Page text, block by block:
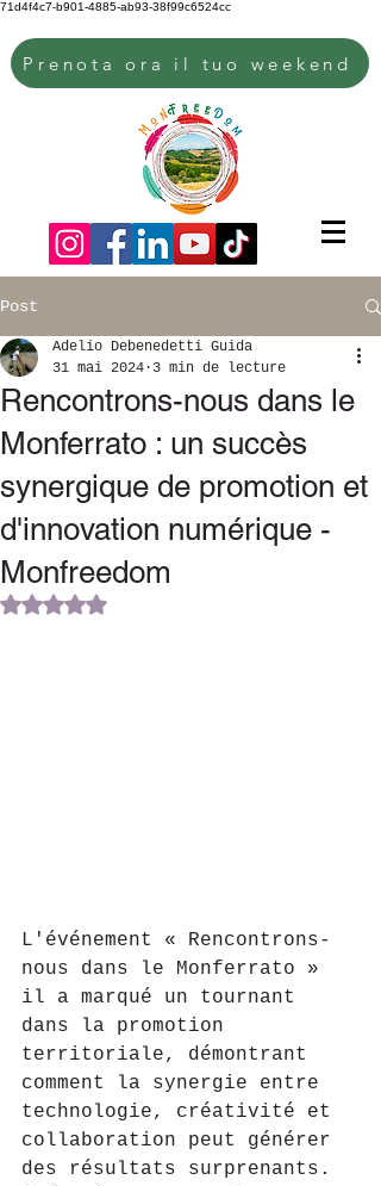
71d4f4c7-b901-4885-ab93-38f99c6524cc
Prenota ora il tuo weekend
Post
Rencontrons-nous dans le
Monferrato : un succès
synergique de promotion et
d'innovation numérique -
Monfreedom
Adelio Debenedetti Guida
31 mai 2024 3 min de lecture
Noté NaN étoiles sur 5.
L'événement « Rencontrons-
nous dans le Monferrato »
il a marqué un tournant
dans la promotion
territoriale, démontrant
comment la synergie entre
technologie, créativité et
collaboration peut générer
des résultats surprenants.